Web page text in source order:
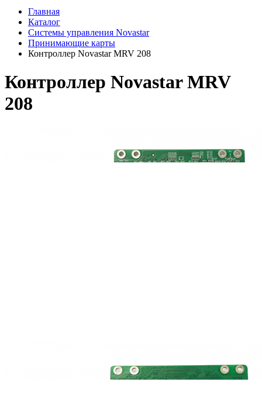
Главная
Каталог
Системы управления Novastar
Принимающие карты
Контроллер Novastar MRV 208
Контроллер Novastar MRV
208